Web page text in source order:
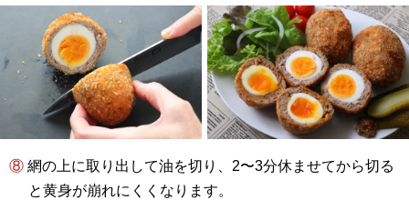
⑧ 網の上に取り出して油を切り、2〜3分休ませてから切る
と黄身が崩れにくくなります。